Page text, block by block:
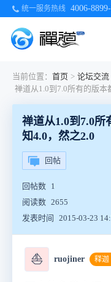
统一服务热线 4006-
当前位置： 首页 > 论坛交流
禅道从1.0到7.0所
知4.0，然之2.0
回帖
回帖数 1
阅读数 2655
发表时间
2015-03-23
⛵ ruojiner 释迦